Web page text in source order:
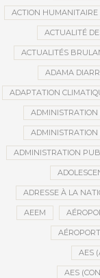
ACTION HUMANITAIRE
ACTUALITÉ
ACTUALITÉS
ADAMA
ADAPTATION
ADMINISTRATION
ADMINISTRATION
ADRESSE À LA
AEEM
AES
AES